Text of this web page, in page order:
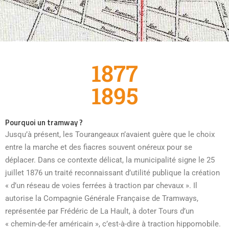
1877
1895
Pourquoi un tramway ?
Jusqu’à présent, les Tourangeaux n’avaient guère que le choix
entre la marche et des fiacres souvent onéreux pour se
déplacer. Dans ce contexte délicat, la municipalité signe le 25
juillet 1876 un traité reconnaissant d’utilité publique la création
« d’un réseau de voies ferrées à traction par chevaux ». Il
autorise la Compagnie Générale Française de Tramways,
représentée par Frédéric de La Hault, à doter Tours d’un
« chemin-de-fer américain », c’est-à-dire à traction hippomobile.